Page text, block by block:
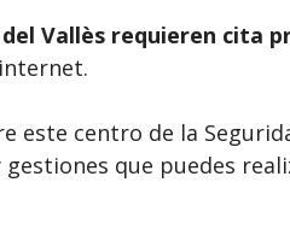
Vallès requieren cita
este centro de la
que puedes